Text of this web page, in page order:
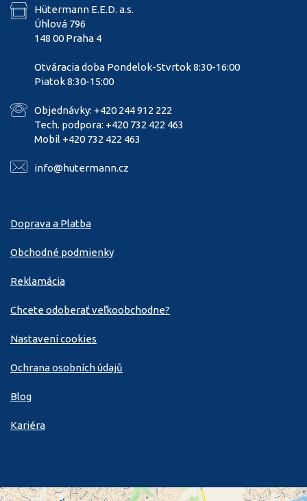
Hütermann E.E.D. a.s.
Úhlová 796
148 00 Praha 4
Otváracia doba Pondelok-Stvrtok 8:30-16:00
Piatok 8:30-15:00
Objednávky: +420 244 912 222
Tech. podpora: +420 732 422 463
Mobil +420 732 422 463
info@hutermann.cz
Doprava a Platba
Obchodné podmienky
Reklamácia
Chcete odoberať veľkoobchodne?
Nastavení cookies
Ochrana osobních údajů
Blog
Kariéra